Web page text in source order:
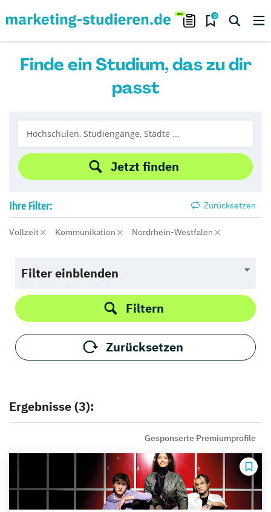
0
Finde ein Studium, das zu dir
passt
Jetzt finden
Ihre Filter: Zurücksetzen
Vollzeit Kommunikation Nordrhein-Westfalen
Filter einblenden
Filtern
Zurücksetzen
Ergebnisse (3):
Gesponserte Premiumprofile